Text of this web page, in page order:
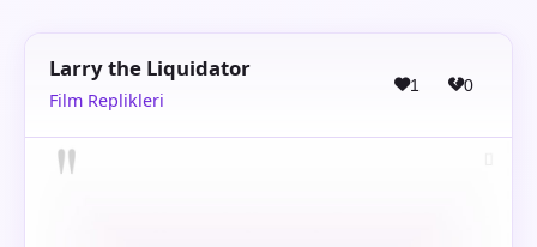
Larry the Liquidator
Film Replikleri
1 0